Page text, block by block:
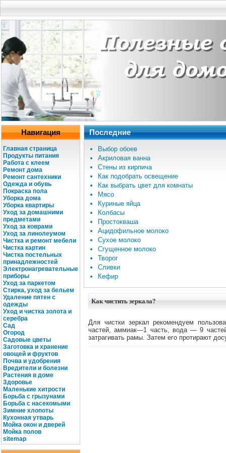
Навигация
Главная страница
Продукты питания
Работа с клеем
Ремонт дома
Ремонт сантехники
Одежда и обувь
Покраска пола
Уборка дома
Уборка квартиры
Уход за домашними
предметами
Уход за коврами
Уход за линолеумом
Чистка и ремонт мебели
Чистка картин
Чистка постельных
принадлежностей
Электронагревательные
приборы
Уход за паркетом
Стирка, уход за бельем
Удаление пятен с
одежды
Уход и чистка золота и
серебра
Сад
Огород
Садовые цветы
Заготовка и хранение
овощей и фруктов
Почва и удобрения
Вредители и болезни
Растения в доме
Здоровье
Маленькие хитрости
Борьба с грызунами
Борьба с насекомыми
Зимние хлопоты
Кухонная утварь
Мойка окон и дверей
Мойка полов
sitemap
Последние
Выбор обоев
Акриловая ванна
Стены из кирпича
Как подобрать освещение
Как выбрать цвет для комнаты
Мясо
Куриные яйца
Колбасы
Простокваша
Ацидофильное молоко
Сухое молоко
Сгущенное молоко
Творог
Сливки
Кефир
Как чистить зеркала?
Для чистки зеркал рекомендуем
частей, аммиак—1 часть, вода — 9
затрагивать рамы. Затем его протирают